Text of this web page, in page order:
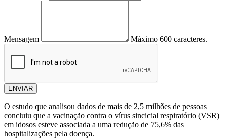
Mensagem Máximo 600 caracteres.
ENVIAR
O estudo que analisou dados de mais de 2,5 milhões de pessoas
concluiu que a vacinação contra o vírus sincicial respiratório (VSR)
em idosos esteve associada a uma redução de 75,6% das
hospitalizações pela doença.